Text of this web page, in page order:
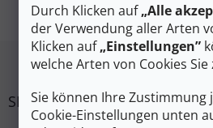
Durch Klicken auf„Alle
der Verwendung aller Arten
Klicken auf„Einstellungen”
welche Arten von Cookies
Sie können Ihre Zustimmung
Cookie-Einstellungen unten
Fußzeile
SERVICE